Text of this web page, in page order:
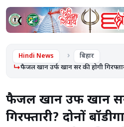
❮
Hindi News बिहार
फैजल खान उर्फ खान सर की होगी
फैजल खान उर्फ खान
गिरफ्तारी? दोनों